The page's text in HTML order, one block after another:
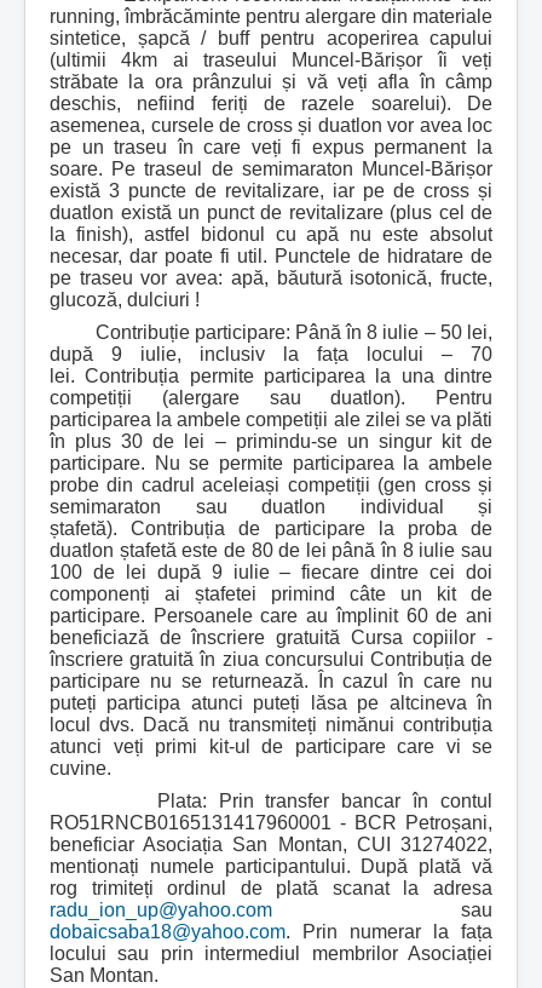
running, îmbrăcăminte pentru alergare din materiale
sintetice, șapcă / buff pentru acoperirea capului
(ultimii 4km ai traseului Muncel-Bărișor îi veți
străbate la ora prânzului și vă veți afla în câmp
deschis, nefiind feriți de razele soarelui). De
asemenea, cursele de cross și duatlon vor avea loc
pe un traseu în care veți fi expus permanent la
soare. Pe traseul de semimaraton Muncel-Bărișor
există 3 puncte de revitalizare, iar pe de cross și
duatlon există un punct de revitalizare (plus cel de
la finish), astfel bidonul cu apă nu este absolut
necesar, dar poate fi util. Punctele de hidratare de
pe traseu vor avea: apă, băutură isotonică, fructe,
glucoză, dulciuri !
Contribuție participare: Până în 8 iulie – 50 lei,
după 9 iulie, inclusiv la fața locului – 70
lei.Contribuția permite participarea la una dintre
competiții (alergare sau duatlon). Pentru
participarea la ambele competiții ale zilei se va plăti
în plus 30 de lei – primindu-se un singur kit de
participare. Nu se permite participarea la ambele
probe din cadrul aceleiași competiții (gen cross și
semimaraton sau duatlon individual și
ștafetă).Contribuția de participare la proba de
duatlon ștafetă este de 80 de lei până în 8 iulie sau
100 de lei după 9 iulie – fiecare dintre cei doi
componenți ai ștafetei primind câte un kit de
participare. Persoanele care au împlinit 60 de ani
beneficiază de înscriere gratuită Cursa copiilor -
înscriere gratuită în ziua concursului Contribuția de
participare nu se returnează. În cazul în care nu
puteți participa atunci puteți lăsa pe altcineva în
locul dvs. Dacă nu transmiteți nimănui contribuția
atunci veți primi kit-ul de participare care vi se
cuvine.
Plata:
Prin transfer bancar în contul
RO51RNCB0165131417960001 - BCR Petroșani,
beneficiar Asociația San Montan, CUI 31274022,
mentionați numele participantului. După plată vă
rog trimiteți ordinul de plată scanat la adresa
radu_ion_up@yahoo.com sau
dobaicsaba18@yahoo.com.
Prin numerar la fața
locului sau prin intermediul membrilor Asociației
San Montan.